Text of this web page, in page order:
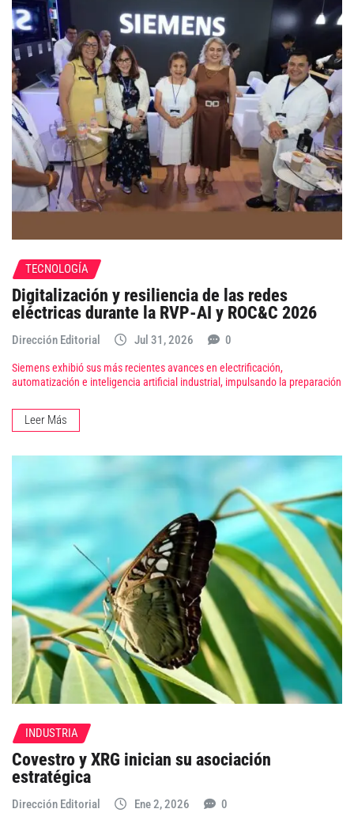
TECNOLOGÍA
Digitalización y resiliencia de las redes
eléctricas durante la RVP-AI y ROC&C 2026
Dirección Editorial Jul 31, 2026 0
Siemens exhibió sus más recientes avances en electrificación,
automatización e inteligencia artificial industrial, impulsando la preparación
Leer Más
INDUSTRIA
Covestro y XRG inician su asociación
estratégica
Dirección Editorial Ene 2, 2026 0